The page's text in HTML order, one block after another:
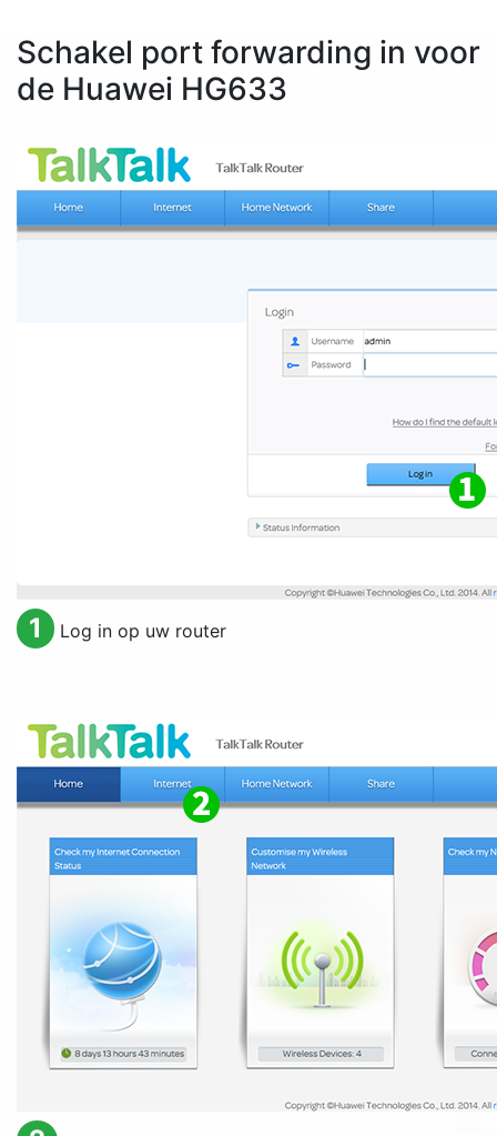
Schakel port forwarding in voor
de Huawei HG633
1 Log in op uw router